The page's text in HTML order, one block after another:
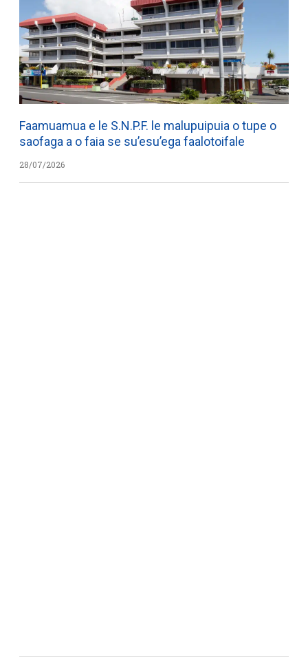
Faamuamua e le S.N.P.F. le malupuipuia o tupe o
saofaga a o faia se su’esu’ega faalotoifale
28/07/2026